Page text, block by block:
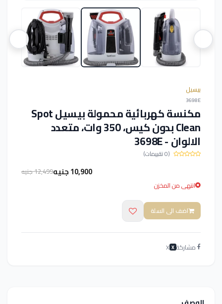
بيسيل
3698E
مكنسة كهربائية محمولة بيسيل Spot
Clean بدون كيس، 350 وات، متعدد
الالوان - 3698E
(0 تقييمات)
10,900 جنيه
12,499 جنيه
انتهى من المخزن
اضف الى السلة
مشاركة X
X